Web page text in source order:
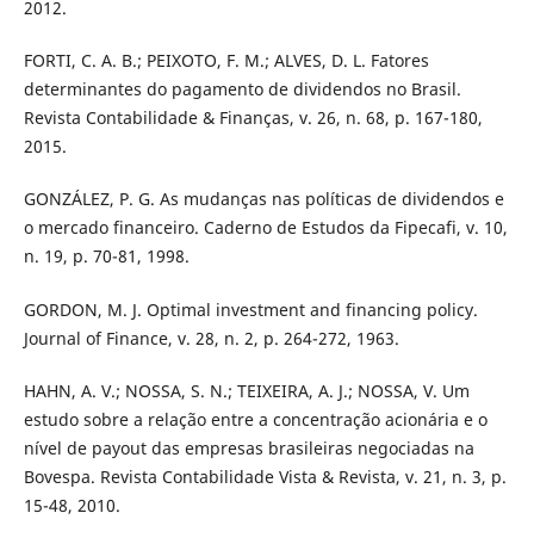
2012.
FORTI, C. A. B.; PEIXOTO, F. M.; ALVES, D. L. Fatores
determinantes do pagamento de dividendos no Brasil.
Revista Contabilidade & Finanças, v. 26, n. 68, p. 167-180,
2015.
GONZÁLEZ, P. G. As mudanças nas políticas de dividendos e
o mercado financeiro. Caderno de Estudos da Fipecafi, v. 10,
n. 19, p. 70-81, 1998.
GORDON, M. J. Optimal investment and financing policy.
Journal of Finance, v. 28, n. 2, p. 264-272, 1963.
HAHN, A. V.; NOSSA, S. N.; TEIXEIRA, A. J.; NOSSA, V. Um
estudo sobre a relação entre a concentração acionária e o
nível de payout das empresas brasileiras negociadas na
Bovespa. Revista Contabilidade Vista & Revista, v. 21, n. 3, p.
15-48, 2010.